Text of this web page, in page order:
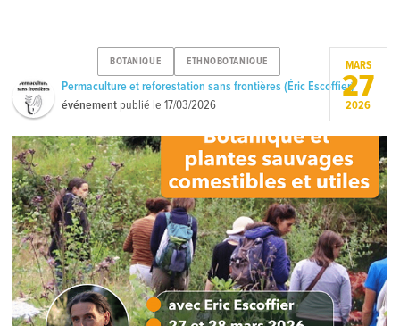
BOTANIQUE ETHNOBOTANIQUE
Permaculture et reforestation sans frontières (Éric Escoffier)
événement publié le17/03/2026
MARS
27
2026